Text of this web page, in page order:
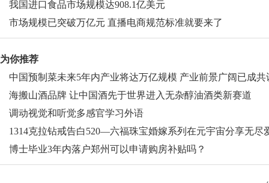
我国进口食品市场规模达908.1亿美元
市场规模已突破万亿元 直播电商规范标准就要来了
为你推荐
中国预制菜未来5年内产业将达万亿规模 产业前景广阔已成共
海搬山酒品牌 让中国酒先于世界进入无杂醇油酒类新赛道
调动视觉和听觉多感官学习外语
1314克拉钻戒告白520—六福珠宝婚嫁系列在元宇宙分享无尽
博士毕业3年内落户郑州可以申请购房补贴吗？